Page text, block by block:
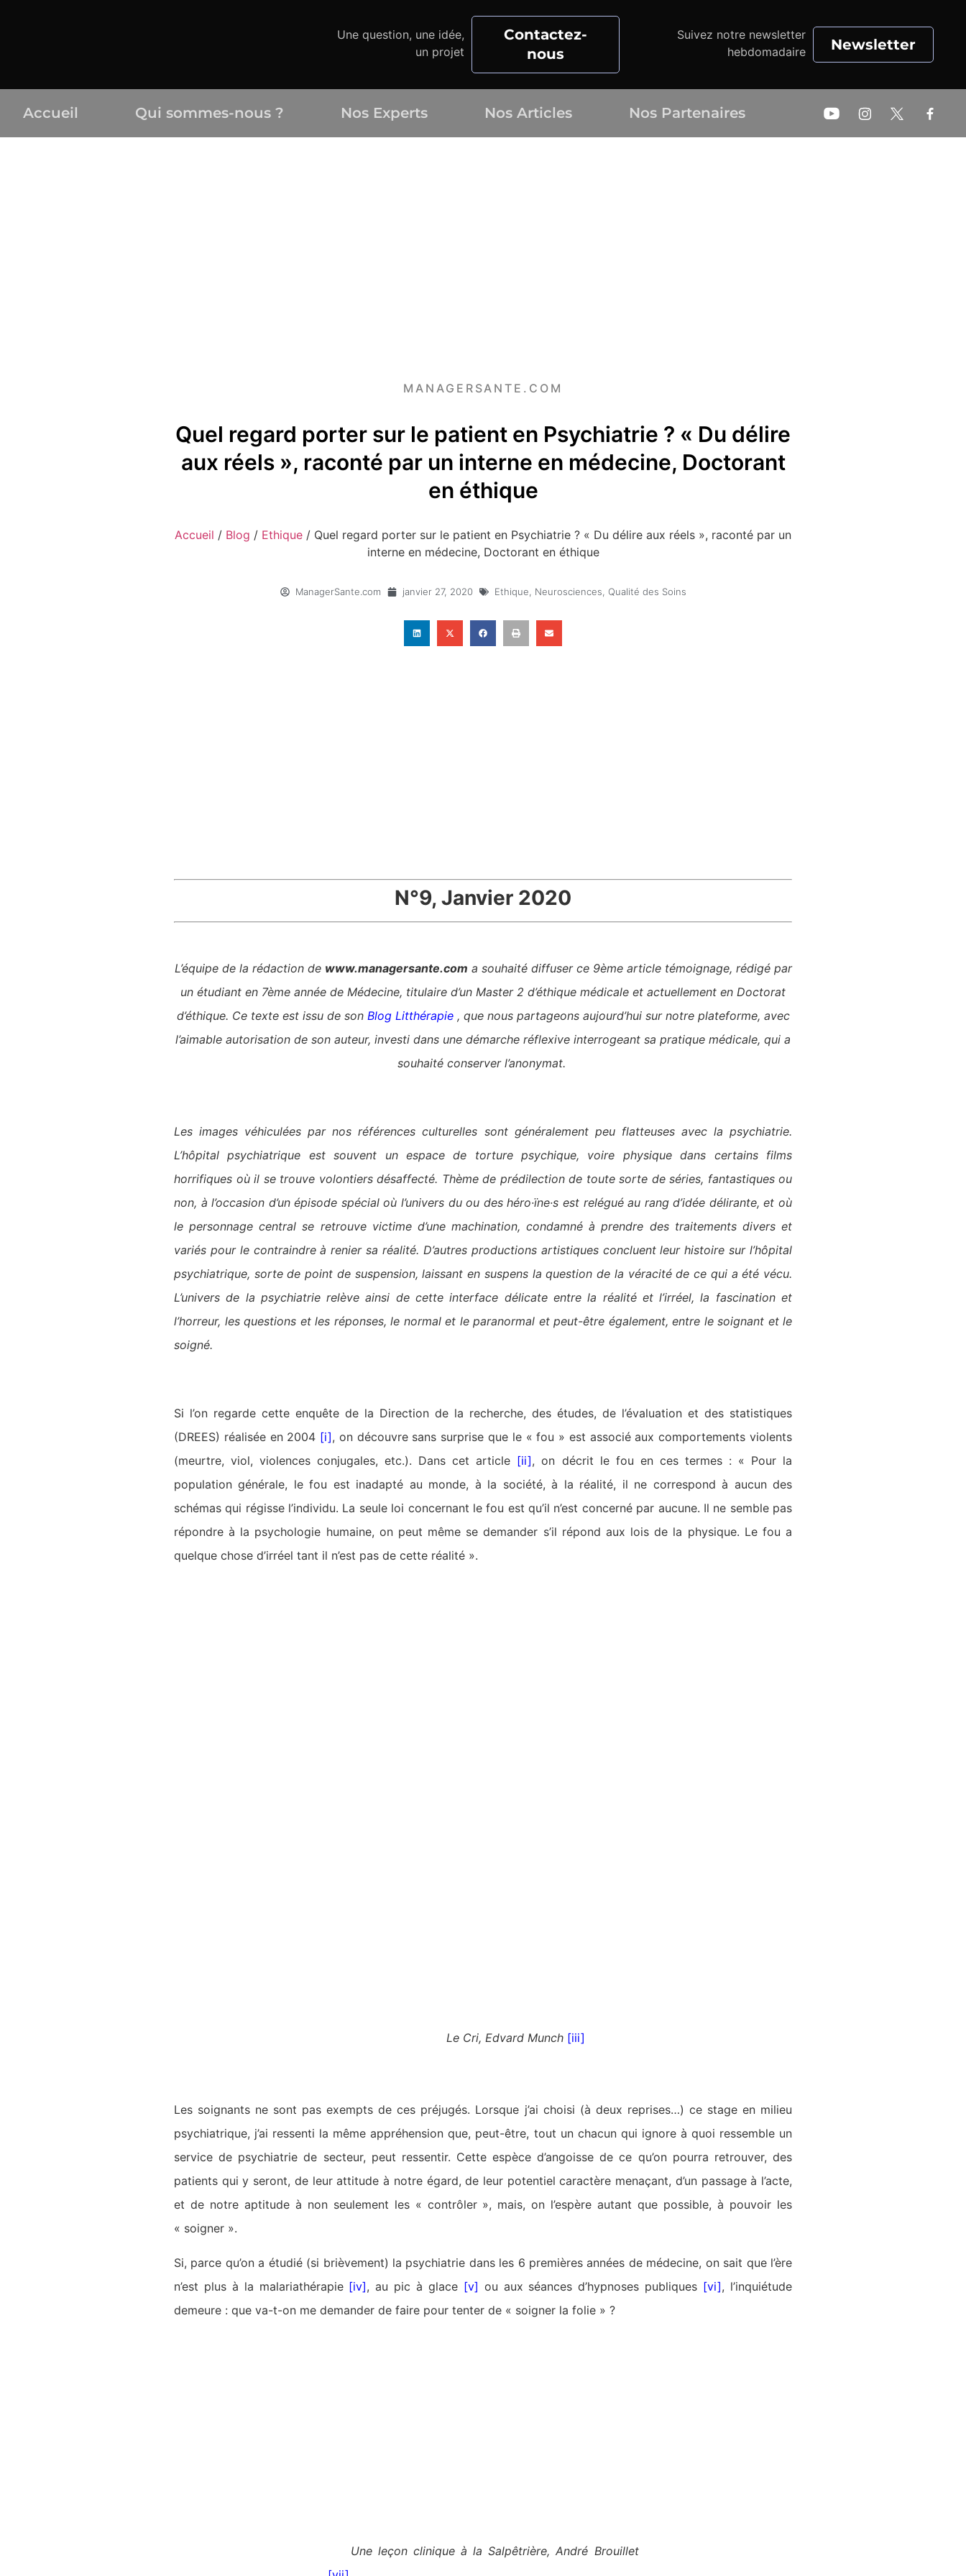
Une question, une idée,
un projet
Contactez-
nous
Suivez notre newsletter
hebdomadaire
Newsletter
Accueil Qui sommes-nous ? Nos Experts Nos Articles Nos Partenaires
MANAGERSANTE.COM
Quel regard porter sur le patient en Psychiatrie ? « Du délire
aux réels », raconté par un interne en médecine, Doctorant
en éthique
Accueil / Blog / Ethique / Quel regard porter sur le patient en Psychiatrie ? « Du délire aux réels », raconté par un
interne en médecine, Doctorant en éthique
ManagerSante.com janvier 27, 2020 Ethique, Neurosciences, Qualité des Soins
N°9, Janvier 2020
L’équipe de la rédaction de www.managersante.com a souhaité diffuser ce 9ème article témoignage, rédigé par
un étudiant en 7ème année de Médecine, titulaire d’un Master 2 d’éthique médicale et actuellement en Doctorat
d’éthique. Ce texte est issude son Blog Litthérapie , que nous partageons aujourd’hui sur notre plateforme, avec
l’aimable autorisation de son auteur, investi dans une démarche réflexive interrogeant sa pratique médicale, qui a
souhaité conserver l’anonymat.
Les images véhiculées par nos références culturelles sont généralement peu flatteuses avec la psychiatrie.
L’hôpital psychiatrique est souvent un espace de torture psychique, voire physique dans certains films
horrifiques où il se trouve volontiers désaffecté. Thème de prédilection de toute sorte de séries, fantastiques ou
non, à l’occasion d’un épisode spécial où l’univers du ou des héro·ïne·s est relégué au rang d’idée délirante, et où
le personnage central se retrouve victime d’une machination, condamné à prendre des traitements divers et
variés pour le contraindre à renier sa réalité. D’autres productions artistiques concluent leur histoire sur l’hôpital
psychiatrique, sorte de point de suspension, laissant en suspens la question de la véracité de ce qui a été vécu.
L’univers de la psychiatrie relève ainsi de cette interface délicate entre la réalité et l’irréel, la fascination et
l’horreur, les questions et les réponses, le normal et le paranormal et peut-être également, entre le soignant et le
soigné.
Si l’on regarde cette enquête de la Direction de la recherche, des études, de l’évaluation et des statistiques
(DREES) réalisée en 2004 [i], on découvre sans surprise que le « fou » est associé aux comportements violents
(meurtre, viol, violences conjugales, etc.). Dans cet article [ii], on décrit le fou en ces termes : « Pour la
population générale, le fou est inadapté au monde, à la société, à la réalité, il ne correspond à aucun des
schémas qui régisse l’individu. La seule loi concernant le fou est qu’il n’est concerné par aucune. Il ne semble pas
répondre à la psychologie humaine, on peut même se demander s’il répond aux lois de la physique. Le fou a
quelque chose d’irréel tant il n’est pas de cette réalité ».
Le Cri, Edvard Munch [iii]
Les soignants ne sont pas exempts de ces préjugés. Lorsque j’ai choisi (à deux reprises…) ce stage en milieu
psychiatrique, j’ai ressenti la même appréhension que, peut-être, tout un chacun qui ignore à quoi ressemble un
service de psychiatrie de secteur, peut ressentir. Cette espèce d’angoisse de ce qu’on pourra retrouver, des
patients qui y seront, de leur attitude à notre égard, de leur potentiel caractère menaçant, d’un passage à l’acte,
et de notre aptitude à non seulement les « contrôler », mais, on l’espère autant que possible, à pouvoir les
« soigner ».
Si, parce qu’on a étudié (si brièvement) la psychiatrie dans les 6 premières années de médecine, on sait que l’ère
n’est plus à la malariathérapie [iv], au pic à glace [v] ou aux séances d’hypnoses publiques [vi], l’inquiétude
demeure : que va-t-on me demander de faire pour tenter de « soigner la folie » ?
Une leçon clinique à la Salpêtrière, André Brouillet